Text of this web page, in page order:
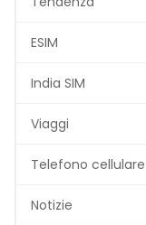
ESIM
India SIM
Viaggi
Telefono cellulare
Notizie